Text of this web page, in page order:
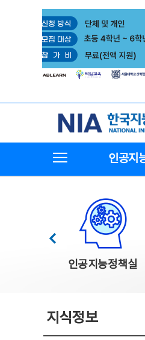
한국지능정보사회진흥원
인공지
한국지능정보사회진흥원 주요사업
인공지능정책실
이전
지식정보